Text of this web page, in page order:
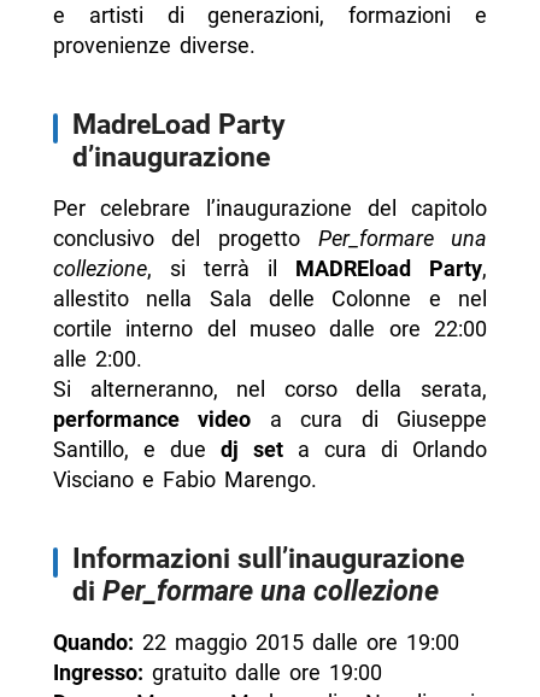
e artisti di generazioni, formazioni e
provenienze diverse.
MadreLoad Party
d’inaugurazione
Per celebrare l’inaugurazione del capitolo
conclusivo del progetto Per_formare una
collezione, si terrà il MADREload Party,
allestito nella Sala delle Colonne e nel
cortile interno del museo dalle ore 22:00
alle 2:00.
Si alterneranno, nel corso della serata,
performance video a cura di Giuseppe
Santillo, e due dj set a cura di Orlando
Visciano e Fabio Marengo.
Informazioni sull’inaugurazione
di Per_formare una collezione
Quando: 22 maggio 2015 dalle ore 19:00
Ingresso: gratuito dalle ore 19:00